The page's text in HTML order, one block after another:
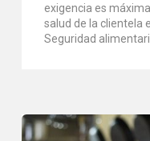
exigencia es
salud de la clientela
Seguridad